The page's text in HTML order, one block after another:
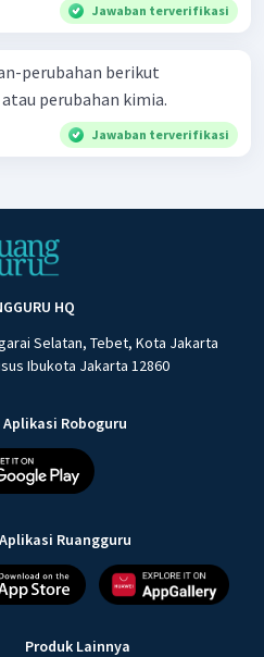
Jawaban terverifikasi
perubahan berikut
perubahan kimia.
Jawaban terverifikasi
HQ
Selatan, Tebet, Kota Jakarta
Ibukota Jakarta 12860
Aplikasi Roboguru
Aplikasi Ruangguru
Produk Lainnya